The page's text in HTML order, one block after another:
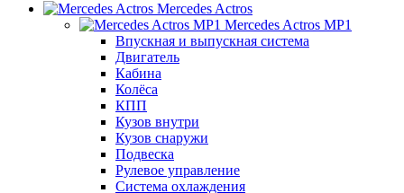
Mercedes Actros
Mercedes Actros MP1
Впускная и выпускная система
Двигатель
Кабина
Колёса
КПП
Кузов внутри
Кузов снаружи
Подвеска
Рулевое управление
Система охлаждения